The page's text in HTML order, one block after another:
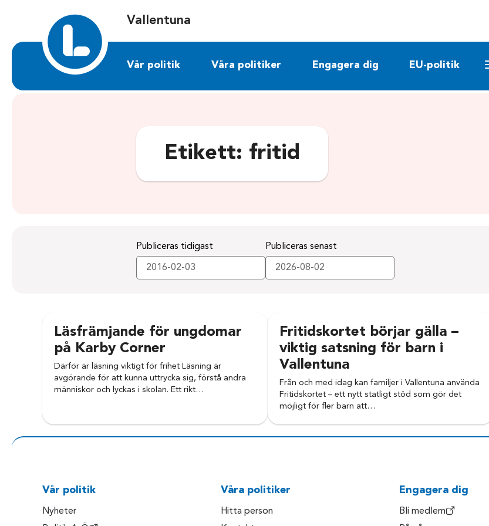
Vallentuna
Vår politik Våra politiker Engagera dig EU-politik
Etikett: fritid
Publiceras tidigast Publiceras senast
Läsfrämjande för ungdomar
på Karby Corner
Därför är läsning viktigt för frihet Läsning är
avgörande för att kunna uttrycka sig, förstå andra
människor och lyckas i skolan. Ett rikt…
Fritidskortet börjar gälla –
viktig satsning för barn i
Vallentuna
Från och med idag kan familjer i Vallentuna använda
Fritidskortet – ett nytt statligt stöd som gör det
möjligt för fler barn att…
Vår politik
Nyheter
Våra politiker
Hitta person
Engagera dig
Bli medlem